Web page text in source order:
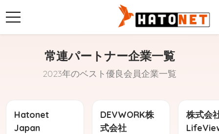
常連パートナー企業一覧
2023年のベスト優良会員企業一覧
Hatonet
Japan
DEVWORK株
式会社
株式会